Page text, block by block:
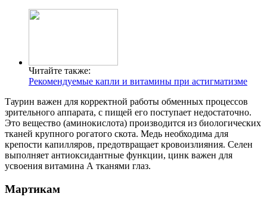
Читайте также:
Рекомендуемые капли и витамины при астигматизме
Таурин важен для корректной работы обменных процессов
зрительного аппарата, с пищей его поступает недостаточно.
Это вещество (аминокислота) производится из биологических
тканей крупного рогатого скота. Медь необходима для
крепости капилляров, предотвращает кровоизлияния. Селен
выполняет антиоксидантные функции, цинк важен для
усвоения витамина А тканями глаз.
Мартикам